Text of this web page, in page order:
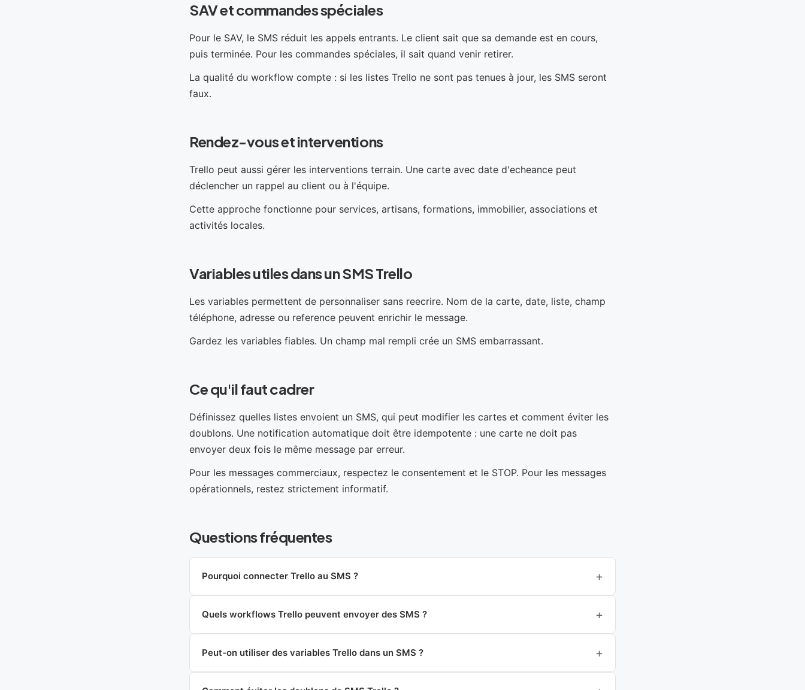
SAV et commandes spéciales
Pour le SAV, le SMS réduit les appels entrants. Le client sait que sa demande est en cours,
puis terminée. Pour les commandes spéciales, il sait quand venir retirer.
La qualité du workflow compte : si les listes Trello ne sont pas tenues à jour, les SMS seront
faux.
Rendez-vous et interventions
Trello peut aussi gérer les interventions terrain. Une carte avec date d'echeance peut
déclencher un rappel au client ou à l'équipe.
Cette approche fonctionne pour services, artisans, formations, immobilier, associations et
activités locales.
Variables utiles dans un SMS Trello
Les variables permettent de personnaliser sans reecrire. Nom de la carte, date, liste, champ
téléphone, adresse ou reference peuvent enrichir le message.
Gardez les variables fiables. Un champ mal rempli crée un SMS embarrassant.
Ce qu'il faut cadrer
Définissez quelles listes envoient un SMS, qui peut modifier les cartes et comment éviter les
doublons. Une notification automatique doit être idempotente : une carte ne doit pas
envoyer deux fois le même message par erreur.
Pour les messages commerciaux, respectez le consentement et le STOP. Pour les messages
opérationnels, restez strictement informatif.
Questions fréquentes
Pourquoi connecter Trello au SMS ?
Quels workflows Trello peuvent envoyer des SMS ?
Peut-on utiliser des variables Trello dans un SMS ?